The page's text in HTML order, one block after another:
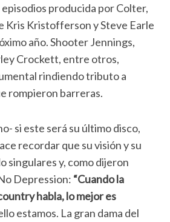
producida por Colter,
Kris Kristofferson y Steve Earle
año. Shooter Jennings,
Crockett, entre otros,
rindiendo tributo a
rompieron barreras.
si este será su último disco,
recordar que su visión y su
singulares y, como dijeron
Depression: “Cuando la
habla, lo mejor es
estamos. La gran dama del